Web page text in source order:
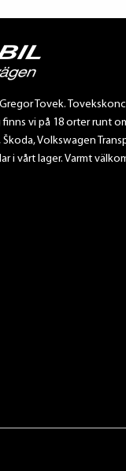
Gregor Tovek.
vi på 18 orter runt
Škoda, Volkswagen
i vårt lager. Varmt